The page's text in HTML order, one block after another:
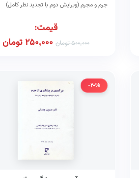
جرم و مجرم (ویرایش دوم با تجدید نظر کامل)
قیمت:
500,000تومان 250,000تومان
-20%